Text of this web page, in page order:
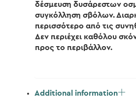
δέσμευση δυσάρεστων
συγκόλληση σβόλων.
περισσότερο από τις
Δεν περιέχει καθόλου
προς το περιβάλλον.
Additional information